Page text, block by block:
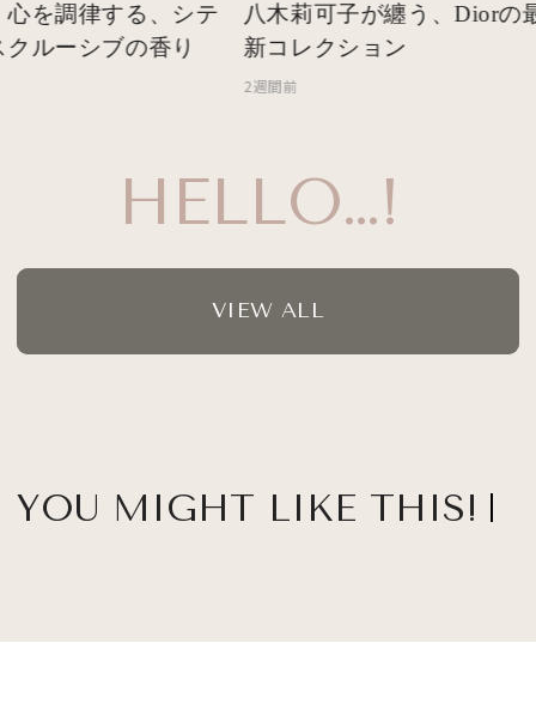
HELLO…!
調律する、シテ
ルーシブの香り
八木莉可子が纏う、Diorの最
新コレクション
2週間前
VIEW ALL
YOU MIGHT LIKE THIS!